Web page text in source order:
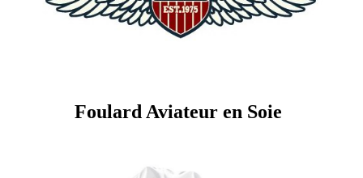
Foulard Aviateur en Soie